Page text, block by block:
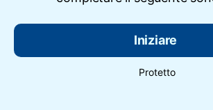
Iniziare
Protetto